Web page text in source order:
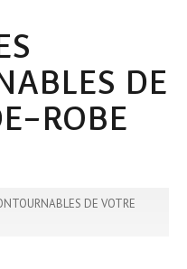
DE
ROBE
DE VOTRE